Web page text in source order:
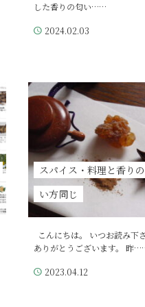
した香りの匂い……
2024.02.03
スパイス・料理と香り
い方同じ
こんにちは。 いつお読み下
ありがとうございます。 昨
2023.04.12